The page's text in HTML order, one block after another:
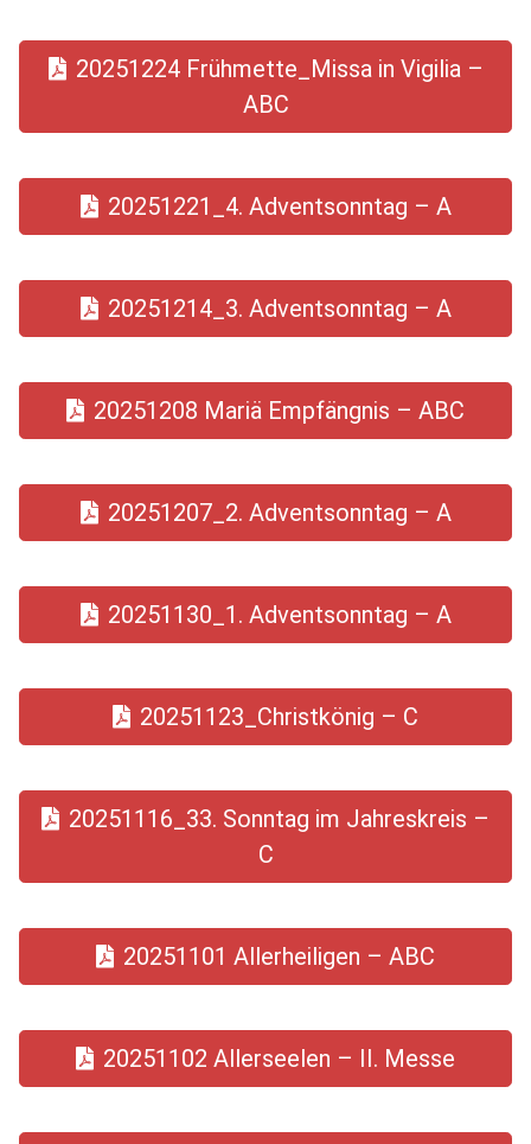
20251224 Frühmette_Missa in Vigilia –
ABC
20251221_4. Adventsonntag – A
20251214_3. Adventsonntag – A
20251208 Mariä Empfängnis – ABC
20251207_2. Adventsonntag – A
20251130_1. Adventsonntag – A
20251123_Christkönig – C
20251116_33. Sonntag im Jahreskreis –
C
20251101 Allerheiligen – ABC
20251102 Allerseelen – II. Messe